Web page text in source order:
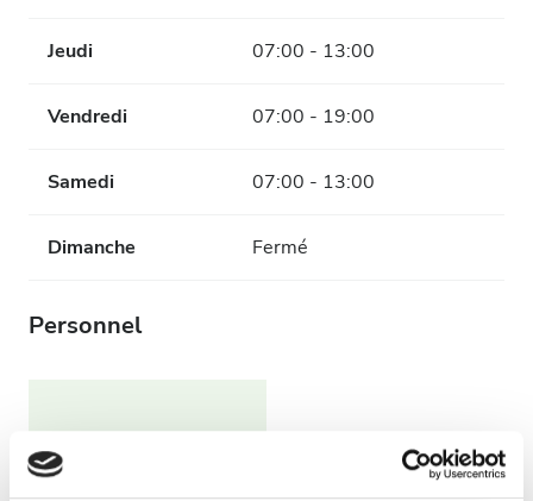
Jeudi 07:00 - 13:00
Vendredi 07:00 - 19:00
Samedi 07:00 - 13:00
Dimanche Fermé
Personnel